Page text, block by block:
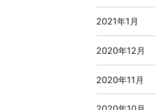
2021年1月
2020年12月
2020年11月